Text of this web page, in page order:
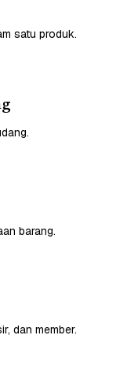
satu produk.
barang.
dan member.